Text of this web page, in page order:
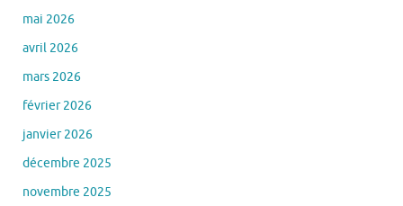
mai 2026
avril 2026
mars 2026
février 2026
janvier 2026
décembre 2025
novembre 2025